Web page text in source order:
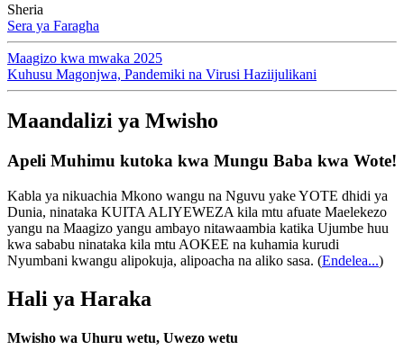
Sheria
Sera ya Faragha
Maagizo kwa mwaka 2025
Kuhusu Magonjwa, Pandemiki na Virusi Haziijulikani
Maandalizi ya Mwisho
Apeli Muhimu kutoka kwa Mungu Baba kwa Wote!
Kabla ya nikuachia Mkono wangu na Nguvu yake YOTE dhidi ya
Dunia, ninataka KUITA ALIYEWEZA kila mtu afuate Maelekezo
yangu na Maagizo yangu ambayo nitawaambia katika Ujumbe huu
kwa sababu ninataka kila mtu AOKEE na kuhamia kurudi
Nyumbani kwangu alipokuja, alipoacha na aliko sasa. (Endelea...)
Hali ya Haraka
Mwisho wa Uhuru wetu, Uwezo wetu